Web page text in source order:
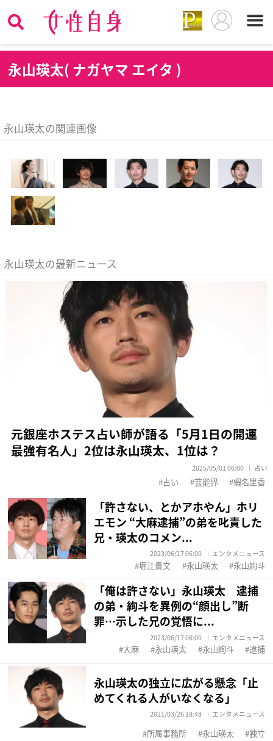
永山瑛太( ナガヤマ エイタ )
永山瑛太の関連画像
永山瑛太の最新ニュース
元銀座ホステス占い師が語る「5月1日の開運
最強有名人」2位は永山瑛太、1位は？
2025/05/01 06:00 占い
占い 芸能界 蝦名里香
「許さない、とかアホやん」ホリ
エモン “大麻逮捕”の弟を叱責した
兄・瑛太のコメン...
2023/06/17 06:00 エンタメニュース
堀江貴文 永山瑛太 永山絢斗
「俺は許さない」永山瑛太 逮捕
の弟・絢斗を異例の“顔出し”断
罪…示した兄の覚悟に...
2023/06/17 06:00 エンタメニュース
大麻 永山瑛太 永山絢斗 逮捕
永山瑛太の独立に広がる懸念「止
めてくれる人がいなくなる」
2021/03/26 18:48 エンタメニュース
所属事務所 永山瑛太 独立